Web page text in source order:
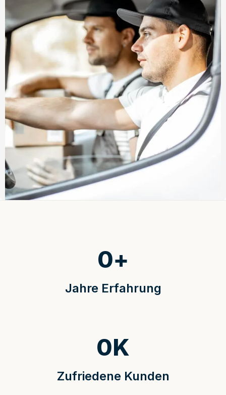
Jahre Erfahrung
0+
Zufriedene Kunden
0K